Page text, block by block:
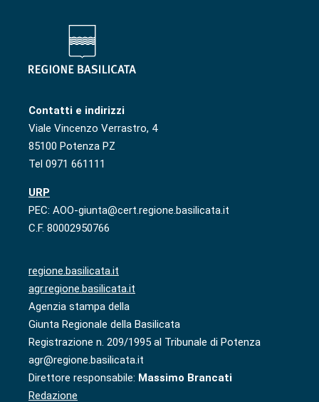
Contatti e indirizzi
Viale Vincenzo Verrastro, 4
85100 Potenza PZ
Tel 0971 661111
URP
PEC: AOO-giunta@cert.regione.basilicata.it
C.F. 80002950766
regione.basilicata.it
agr.regione.basilicata.it
Agenzia stampa della
Giunta Regionale della Basilicata
Registrazione n. 209/1995 al Tribunale di Potenza
agr@regione.basilicata.it
Direttore responsabile: Massimo Brancati
Redazione